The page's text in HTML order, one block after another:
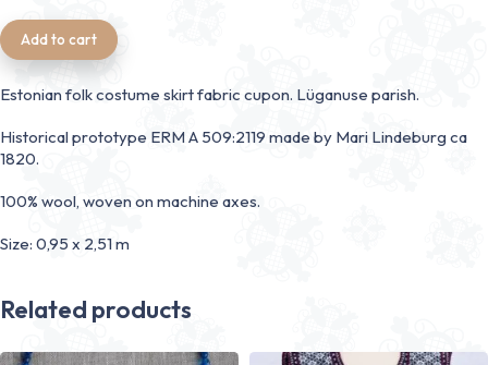
Add to cart
Estonian folk costume skirt fabric cupon. Lüganuse parish.
Historical prototype ERM A 509:2119 made by Mari Lindeburg ca
1820.
100% wool, woven on machine axes.
Size: 0,95 x 2,51 m
Related products